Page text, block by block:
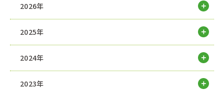
2026年
2025年
2024年
2023年